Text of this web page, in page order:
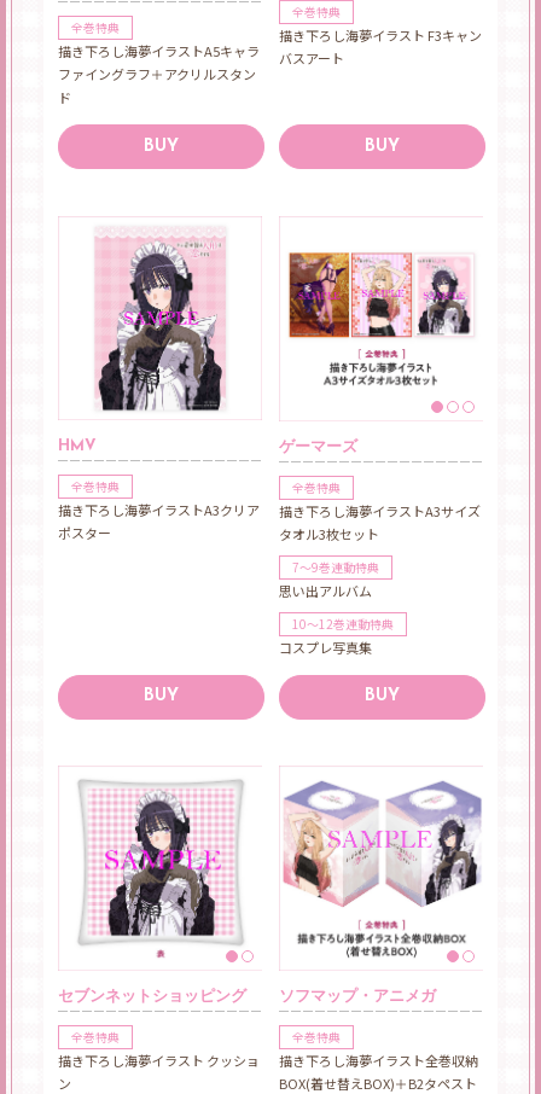
全巻特典
描き下ろし海夢イラストA5キャラ
ファイングラフ＋アクリルスタン
ド
BUY
全巻特典
描き下ろし海夢イラスト F3キャン
バスアート
BUY
HMV
全巻特典
描き下ろし海夢イラストA3クリア
ポスター
BUY
ゲーマーズ
全巻特典
描き下ろし海夢イラストA3サイズ
タオル3枚セット
7～9巻連動特典
思い出アルバム
10～12巻連動特典
コスプレ写真集
BUY
セブンネットショッピング
全巻特典
描き下ろし海夢イラスト クッショ
ン
ソフマップ・アニメガ
全巻特典
描き下ろし海夢イラスト全巻収納
BOX(着せ替えBOX)＋B2タペスト